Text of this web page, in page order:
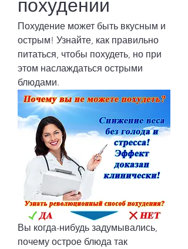
похудении
Похудение может быть вкусным и
острым! Узнайте, как правильно
питаться, чтобы похудеть, но при
этом наслаждаться острыми
блюдами.
Вы когда-нибудь задумывались,
почему острое блюда так